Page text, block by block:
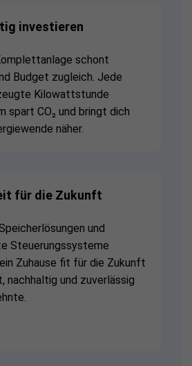
investieren
schont
Budget zugleich. Jede
Kilowattstunde
spart CO₂ und bringt dich
näher.
für die Zukunft
und
Steuerungssysteme
Zuhause fit für die Zukunft
nachhaltig und zuverlässig